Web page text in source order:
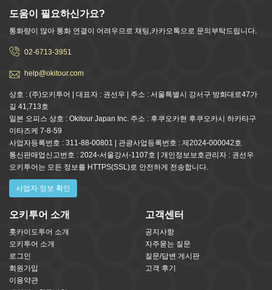
도움이 필요하신가요?
통화량이 많아 통화 연결이 어려우므로 채팅,카카오톡으로 문의부탁드립니다.
02-6713-3951
help@okitour.com
상호 : (주)오키투어 | 대표자 : 권선우 | 주소 : 서울특별시 강서구 방화대로47가
길 41,713호
일본 오피스 상호 : Okitour Japan Inc. 주소 : 후쿠오카현 후쿠오카시 하카타구
이타즈케 7-8-59
사업자등록번호 : 311-88-00801 | 관광사업등록번호 : 제2024-000042호
통신판매업신고번호 : 2024-서울강서-1107호 | 개인정보보호관리자 : 권선우
오키투어는 모든 정보를 HTTPS(SSL)로 안전하게 전송합니다.
사업자 정보 확인
오키투어 소개
홋카이도투어 소개
오키투어 소개
로그인
회원가입
이용약관
고객센터
공지사항
자주묻는 질문
질문/답변 게시판
고객 후기